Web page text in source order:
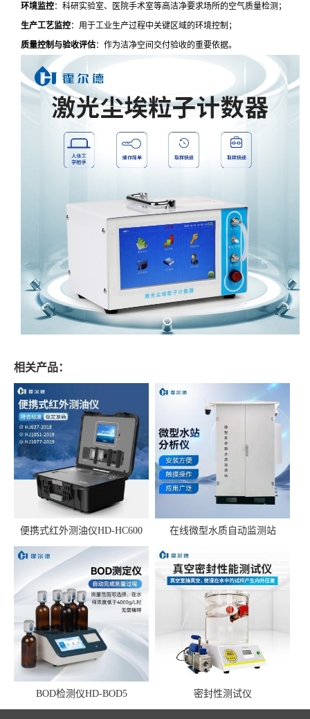
环境监控：科研实验室、医院手术室等高洁净要求场所的空气质量检测；
生产工艺监控：用于工业生产过程中关键区域的环境控制；
质量控制与验收评估：作为洁净空间交付验收的重要依据。
相关产品：
便携式红外测油仪HD-HC600 在线微型水质自动监测站
BOD检测仪HD-BOD5 密封性测试仪